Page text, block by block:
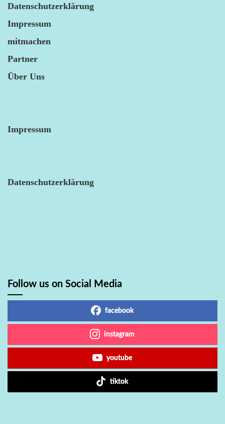
Datenschutzerklärung
Impressum
mitmachen
Partner
Über Uns
Impressum
Datenschutzerklärung
Follow us on Social Media
facebook
instagram
youtube
tiktok